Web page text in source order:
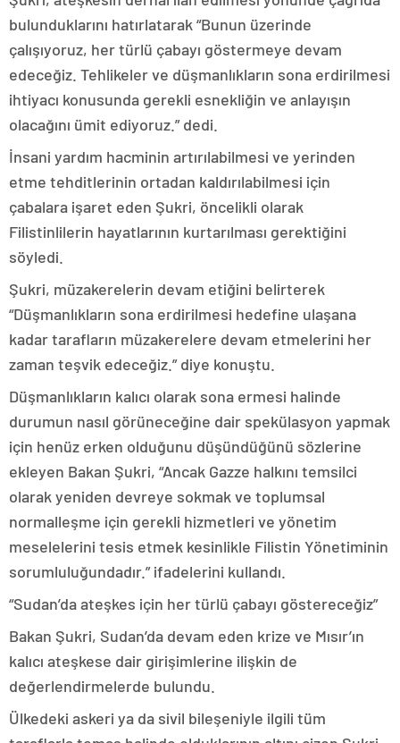
bulunduklarını hatırlatarak “Bunun üzerinde
çalışıyoruz, her türlü çabayı göstermeye devam
edeceğiz. Tehlikeler ve düşmanlıkların sona erdirilmesi
ihtiyacı konusunda gerekli esnekliğin ve anlayışın
olacağını ümit ediyoruz.” dedi.
İnsani yardım hacminin artırılabilmesi ve yerinden
etme tehditlerinin ortadan kaldırılabilmesi için
çabalara işaret eden Şukri, öncelikli olarak
Filistinlilerin hayatlarının kurtarılması gerektiğini
söyledi.
Şukri, müzakerelerin devam etiğini belirterek
“Düşmanlıkların sona erdirilmesi hedefine ulaşana
kadar tarafların müzakerelere devam etmelerini her
zaman teşvik edeceğiz.” diye konuştu.
Düşmanlıkların kalıcı olarak sona ermesi halinde
durumun nasıl görüneceğine dair spekülasyon yapmak
için henüz erken olduğunu düşündüğünü sözlerine
ekleyen Bakan Şukri, “Ancak Gazze halkını temsilci
olarak yeniden devreye sokmak ve toplumsal
normalleşme için gerekli hizmetleri ve yönetim
meselelerini tesis etmek kesinlikle Filistin Yönetiminin
sorumluluğundadır.” ifadelerini kullandı.
“Sudan’da ateşkes için her türlü çabayı göstereceğiz”
Bakan Şukri, Sudan’da devam eden krize ve Mısır’ın
kalıcı ateşkese dair girişimlerine ilişkin de
değerlendirmelerde bulundu.
Ülkedeki askeri ya da sivil bileşeniyle ilgili tüm